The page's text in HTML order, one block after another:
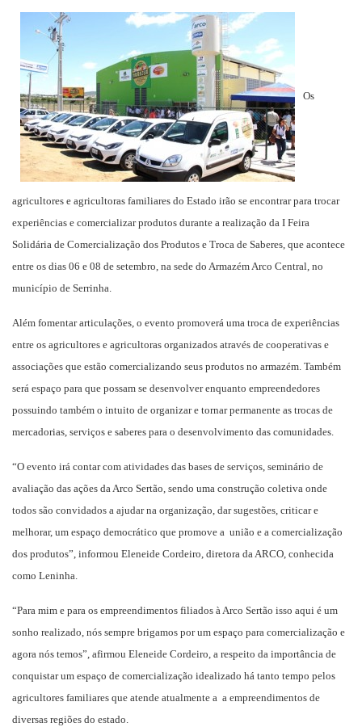
Os
agricultores e agricultoras familiares do Estado irão se encontrar para trocar
experiências e comercializar produtos durante a realização da I Feira
Solidária de Comercialização dos Produtos e Troca de Saberes, que acontece
entre os dias 06 e 08 de setembro, na sede do Armazém Arco Central, no
município de Serrinha.
Além fomentar articulações, o evento promoverá uma troca de experiências
entre os agricultores e agricultoras organizados através de cooperativas e
associações que estão comercializando seus produtos no armazém. Também
será espaço para que possam se desenvolver enquanto empreendedores
possuindo também o intuito de organizar e tornar permanente as trocas de
mercadorias, serviços e saberes para o desenvolvimento das comunidades.
“O evento irá contar com atividades das bases de serviços, seminário de
avaliação das ações da Arco Sertão, sendo uma construção coletiva onde
todos são convidados a ajudar na organização, dar sugestões, criticar e
melhorar, um espaço democrático que promove a união e a comercialização
dos produtos”, informou Eleneide Cordeiro, diretora da ARCO, conhecida
como Leninha.
“Para mim e para os empreendimentos filiados à Arco Sertão isso aqui é um
sonho realizado, nós sempre brigamos por um espaço para comercialização e
agora nós temos”, afirmou Eleneide Cordeiro, a respeito da importância de
conquistar um espaço de comercialização idealizado há tanto tempo pelos
agricultores familiares que atende atualmente a a empreendimentos de
diversas regiões do estado.